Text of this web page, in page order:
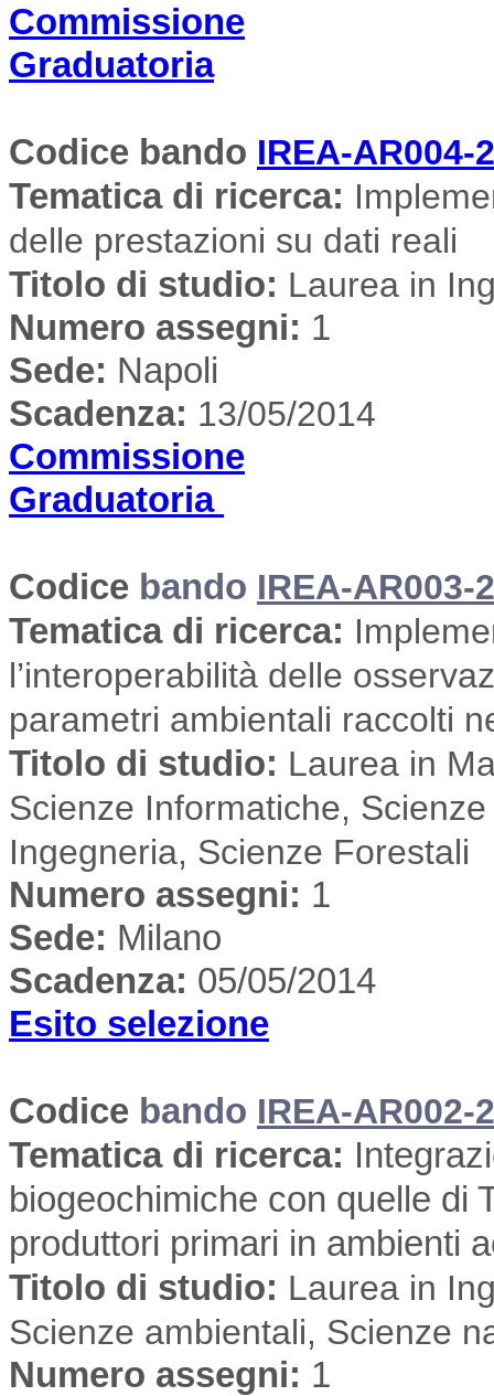
Commissione
Graduatoria
Codice bando IREA-AR004-
Tematica di ricerca:
delle prestazioni su dati reali
Titolo di studio: Laurea in
Numero assegni: 1
Sede: Napoli
Scadenza: 13/05/2014
Commissione
Graduatoria
Codice bando IREA-AR003-
Tematica di ricerca:
l’interoperabilità delle
parametri ambientali raccolti
Titolo di studio: Laurea in
Scienze Informatiche,
Ingegneria, Scienze Forestali
Numero assegni: 1
Sede: Milano
Scadenza: 05/05/2014
Esito selezione
Codice bando IREA-AR002-
Tematica di ricerca:
biogeochimiche con quelle di
produttori primari in ambienti
Titolo di studio: Laurea in
Scienze ambientali, Scienze
Numero assegni: 1